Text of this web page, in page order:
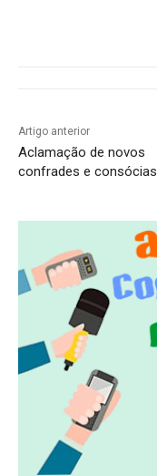
Artigo anterior
Aclamação de novos
confrades e consócias